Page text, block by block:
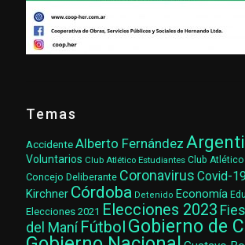
Temas
AccidenteAlberto Fernández
Voluntarios Club Atlético Estudiantes Club
Concejo Deliberante Coronavirus Covid-19
Kirchner Córdoba Detenido Economía
Elecciones 2021 Elecciones 2023
del Maní Fútbol Gobierno de